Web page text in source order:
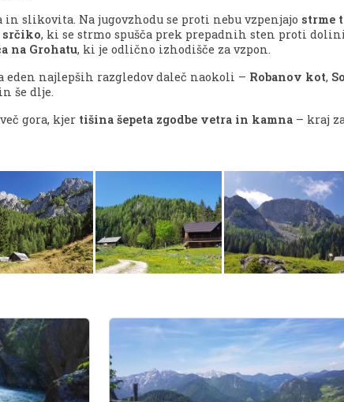
in slikovita. Na jugovzhodu se proti nebu vzpenjajo strme
srčiko, ki se strmo spušča prek prepadnih sten proti
na Grohatu, ki je odlično izhodišče za vzpon.
eden najlepših razgledov daleč naokoli – Robanov kot,
še dlje.
gora, kjer tišina šepeta zgodbe vetra in kamna – kraj